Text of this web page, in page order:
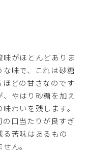
がほとんどありま
味で、これは砂糖
どの甘さなのです
やはり砂糖を加え
わいを残します。
の口当たりが良すぎ
苦味はあるもの
ん。